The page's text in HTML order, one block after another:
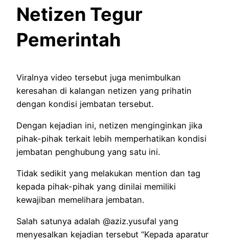
Netizen Tegur
Pemerintah
Viralnya video tersebut juga menimbulkan
keresahan di kalangan netizen yang prihatin
dengan kondisi jembatan tersebut.
Dengan kejadian ini, netizen menginginkan jika
pihak-pihak terkait lebih memperhatikan kondisi
jembatan penghubung yang satu ini.
Tidak sedikit yang melakukan mention dan tag
kepada pihak-pihak yang dinilai memiliki
kewajiban memelihara jembatan.
Salah satunya adalah @aziz.yusufal yang
menyesalkan kejadian tersebut “Kepada aparatur